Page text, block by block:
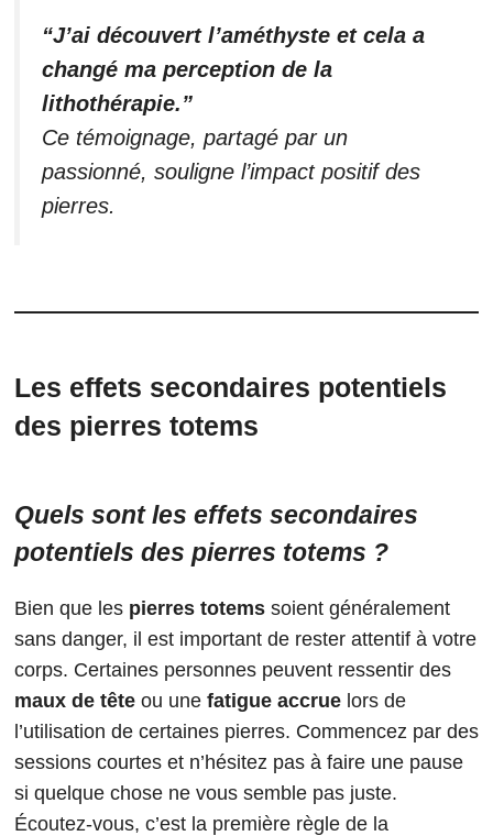
“J’ai découvert l’améthyste et cela a
changé ma perception de la
lithothérapie.”
Ce témoignage, partagé par un
passionné, souligne l’impact positif des
pierres.
Les effets secondaires potentiels
des pierres totems
Quels sont les effets secondaires
potentiels des pierres totems ?
Bien que les pierres totems soient généralement
sans danger, il est important de rester attentif à votre
corps. Certaines personnes peuvent ressentir des
maux de tête ou une fatigue accrue lors de
l’utilisation de certaines pierres. Commencez par des
sessions courtes et n’hésitez pas à faire une pause
si quelque chose ne vous semble pas juste.
Écoutez-vous, c’est la première règle de la